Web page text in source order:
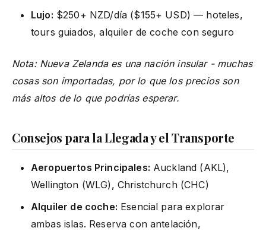
Lujo: $250+ NZD/día ($155+ USD) — hoteles,
tours guiados, alquiler de coche con seguro
Nota: Nueva Zelanda es una nación insular - muchas
cosas son importadas, por lo que los precios son
más altos de lo que podrías esperar.
Consejos para la Llegada y el Transporte
Aeropuertos Principales: Auckland (AKL),
Wellington (WLG), Christchurch (CHC)
Alquiler de coche: Esencial para explorar
ambas islas. Reserva con antelación,